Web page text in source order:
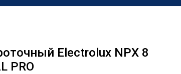
Electrolux NPX 8
PRO